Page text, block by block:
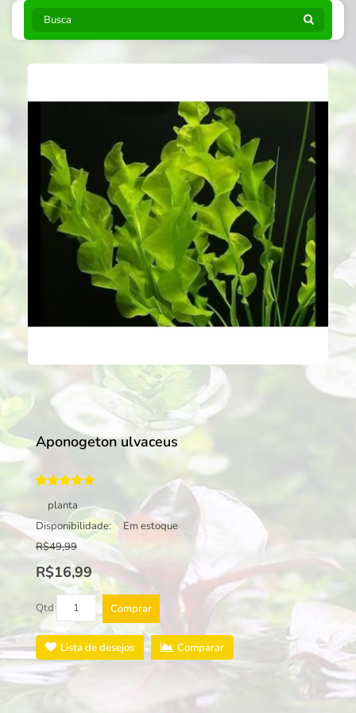
Aponogeton ulvaceus
planta
Disponibilidade:
Em estoque
R$49,99
R$16,99
Qtd Comprar
Lista de desejos Comparar